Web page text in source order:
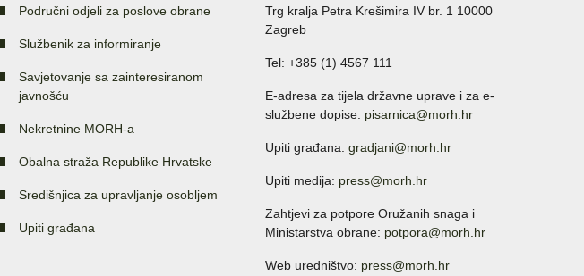
Područni odjeli za poslove obrane
Službenik za informiranje
Savjetovanje sa zainteresiranom
javnošću
Nekretnine MORH-a
Obalna straža Republike Hrvatske
Središnjica za upravljanje osobljem
Upiti građana
Trg kralja Petra Krešimira IV br. 1 10000
Zagreb
Tel: +385 (1) 4567 111
E-adresa za tijela državne uprave i za e-
službene dopise: pisarnica@morh.hr
Upiti građana: gradjani@morh.hr
Upiti medija: press@morh.hr
Zahtjevi za potpore Oružanih snaga i
Ministarstva obrane: potpora@morh.hr
Web uredništvo: press@morh.hr